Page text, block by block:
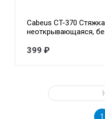
Cabeus CT-370
неоткрывающаяся,
399 ₽
1